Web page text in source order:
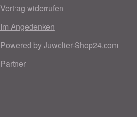
Vertrag widerrufen
Im Angedenken
Powered by Juwelier-Shop24.com
Partner